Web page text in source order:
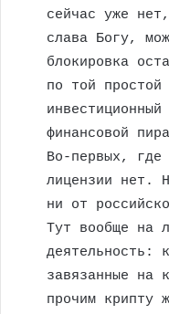
сейчас уже
слава Богу,
блокировка
по той
финансовой
Во-первых, где
лицензии нет.
ни от
Тут вообще на
деятельность:
завязанные на
прочим крипту